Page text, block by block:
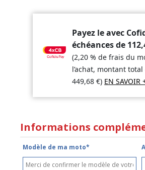
Payez le avec
échéances de
(2,20 % de frais du
l’achat, montant total
449,68€) EN SAVOIR
Informations
Modèle de ma moto*